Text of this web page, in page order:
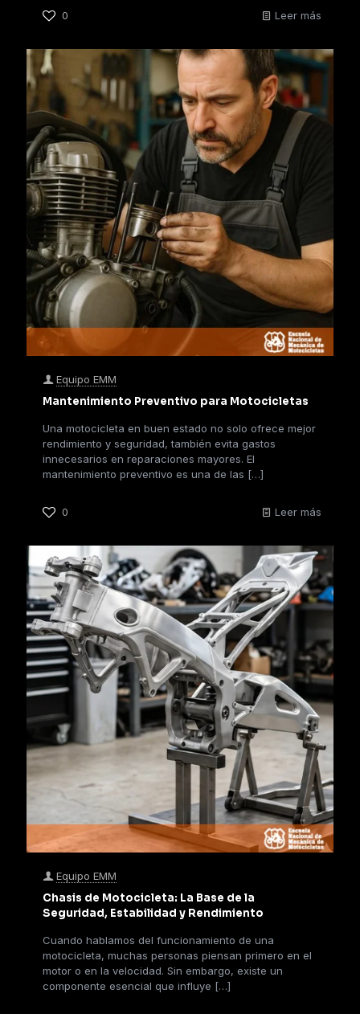
0 Leer más
Equipo EMM
Mantenimiento Preventivo para Motocicletas
Una motocicleta en buen estado no solo ofrece mejor
rendimiento y seguridad, también evita gastos
innecesarios en reparaciones mayores. El
mantenimiento preventivo es una de las […]
0 Leer más
Equipo EMM
Chasis de Motocicleta: La Base de la
Seguridad, Estabilidad y Rendimiento
Cuando hablamos del funcionamiento de una
motocicleta, muchas personas piensan primero en el
motor o en la velocidad. Sin embargo, existe un
componente esencial que influye […]